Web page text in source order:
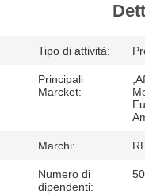
CONTROLLO
QUALITÀ
Tipo di attività:
Principali
Marcket:
Marchi:
Numero di
dipendenti: